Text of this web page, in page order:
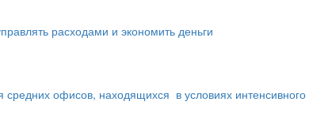
расходами и экономить деньги
офисов, находящихся в условиях интенсивного